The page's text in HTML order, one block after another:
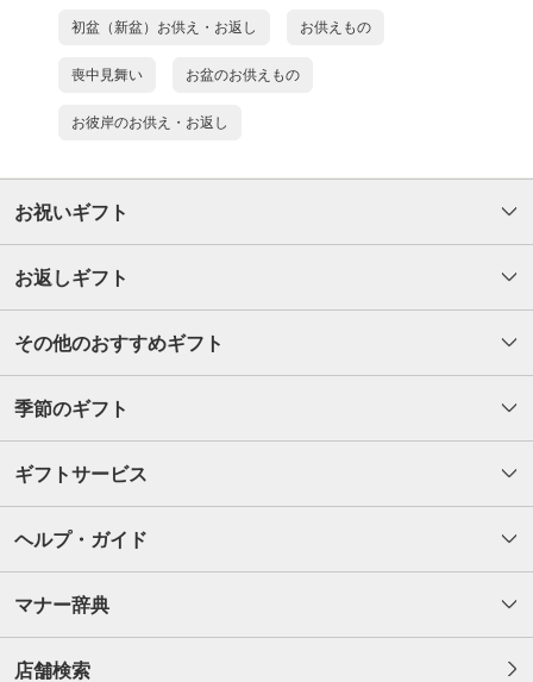
初盆（新盆）お供え・お返し お供えもの
喪中見舞い お盆のお供えもの
お彼岸のお供え・お返し
お祝いギフト
お返しギフト
その他のおすすめギフト
季節のギフト
ギフトサービス
ヘルプ・ガイド
マナー辞典
店舗検索